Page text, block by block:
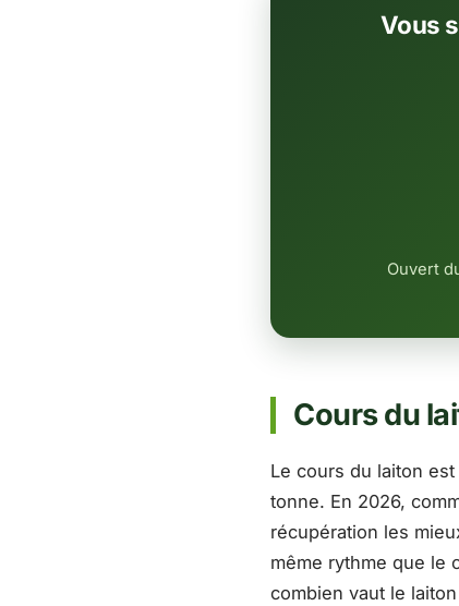
Vous
Ouvert
Cours du
Le cours du laiton est
tonne. En 2026,
récupération les
même rythme que le
combien vaut le